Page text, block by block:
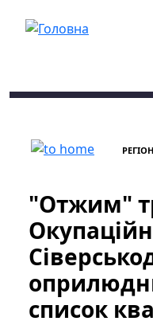
"Отжим"
список